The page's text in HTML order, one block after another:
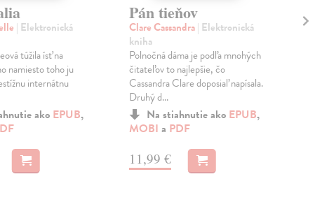
| Elektronická
túžila ísť na
namiesto toho ju
internátnu
ako EPUB,
Pán tieňov
Clare Cassandra| Elektronická
kniha
Polnočná dáma je podľa mnohých
čitateľov to najlepšie, čo
Cassandra Clare doposiaľ napísala.
Druhý d...
Na stiahnutie ako EPUB,
MOBI a PDF
11,99 €